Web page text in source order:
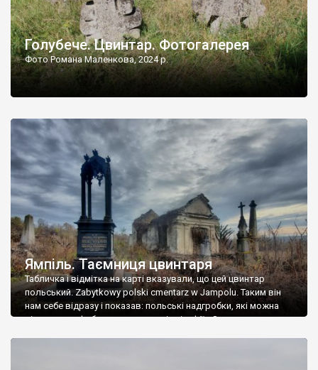
Голубече. Цвинтар. Фотогалерея
Фото Романа Маленкова, 2024 р.
Ямпіль. Таємниця цвинтаря
Табличка і відмітка на карті вказували, що цей цвинтар
польський. Zabytkowy polski cmentarz w Jampolu. Таким він
нам себе відразу і показав: польські надгробки, які можна
віднести до фабричних, польські епітафії… Загалом цвинтар